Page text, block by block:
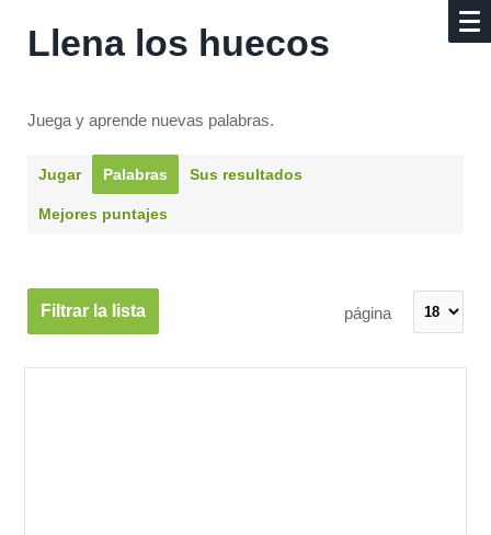
Llena los huecos
Juega y aprende nuevas palabras.
Jugar Palabras Sus resultados
Mejores puntajes
Filtrar la lista página